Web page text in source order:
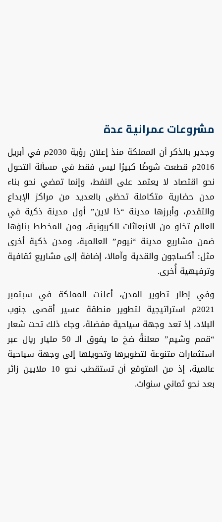
مشروعات عمرانية عدة
وجدير بالذكر أن المملكة منذ إعلان رؤية 2030م في أبريل
2016م قطعت شوطًا كبيرًا ليس فقط في مسألة التحول
نحو اقتصاد لا يعتمد على النفط، وإنما تمضي نحو بناء
مدن حضارية متكاملة تحظى بالعديد من مراكز الإبداع
والتقدم، وأبرزها مدينة “ذا لاين” أول مدينة ذكية في
العالم تخلو من الانبعاثات الكربونية، ومن المخطط بناؤها
ضمن مشاريع مدينة “نيوم” العالمية، ومدن ذكية أخرى
مثل: أكساجون والقدية وآمالا، إضافة إلى مشاريع ثقافية
وترفيهية أُخرى.
وفي إطار تطوير المدن، أعلنت المملكة في سبتمبر
2021م استراتيجية لتطوير منطقة عسير أقصى جنوب
البلاد، إذ تعد وجهة سياحية مفضلة، وجاء ذلك تحت شعار
“قمم وشيم” معلنةً ضخ ما يفوق الـ 50 مليار ريال عبر
استثمارات متنوعة لتطويرها وتحويلها إلى وجهة سياحية
عالمية، إذ من المتوقع أن تستقطب نحو 10 ملايين زائر
بعد نحو ثماني سنوات.